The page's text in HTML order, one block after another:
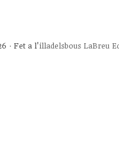
· Fet a l'illadelsbous LaBreu